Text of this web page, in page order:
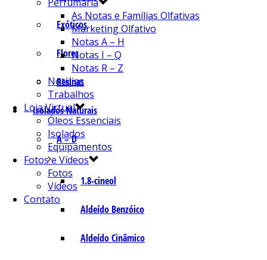
Exóticos
Flores
Resinas
Isolados Naturais
A – D
1.8-cineol
Aldeído Benzóico
Aldeído Cinâmico
As Notas e Famílias Olfativas
Marketing Olfativo
Notas A – H
Notas I – Q
Notas R – Z
Notícias
Trabalhos
Loja Virtual
Óleos Essenciais
Isolados
Equipamentos
Fotos e Vídeos
Fotos
Vídeos
Contato